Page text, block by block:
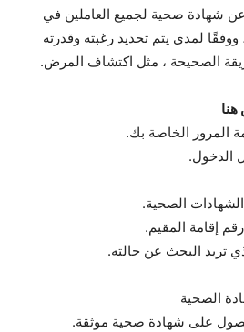
عن شهادة صحية لجميع العاملين في
ووفقًا لمدى يتم تحديد رغبته وقدرته
الصحيحة ، مثل اكتشاف المرض.
المرور الخاصة بك.
الدخول.
الصحية.
إقامة المقيم.
تريد البحث عن حالته.
الصحية
على شهادة صحية موثقة.